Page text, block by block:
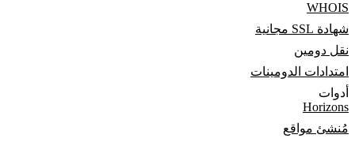
WHOIS
شهادة SSL مجانية
نقل دومين
امتدادات الدومينات
أدوات
Horizons
مُنشئ مواقع